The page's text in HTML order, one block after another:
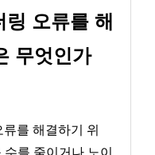
오류를 해
무엇인가
를 해결하기 위
를 줄이거나 노이